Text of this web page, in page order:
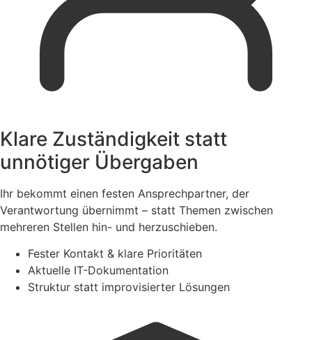
Klare Zuständigkeit statt
unnötiger Übergaben
Ihr bekommt einen festen Ansprechpartner, der
Verantwortung übernimmt – statt Themen zwischen
mehreren Stellen hin- und herzuschieben.
Fester Kontakt & klare Prioritäten
Aktuelle IT-Dokumentation
Struktur statt improvisierter Lösungen